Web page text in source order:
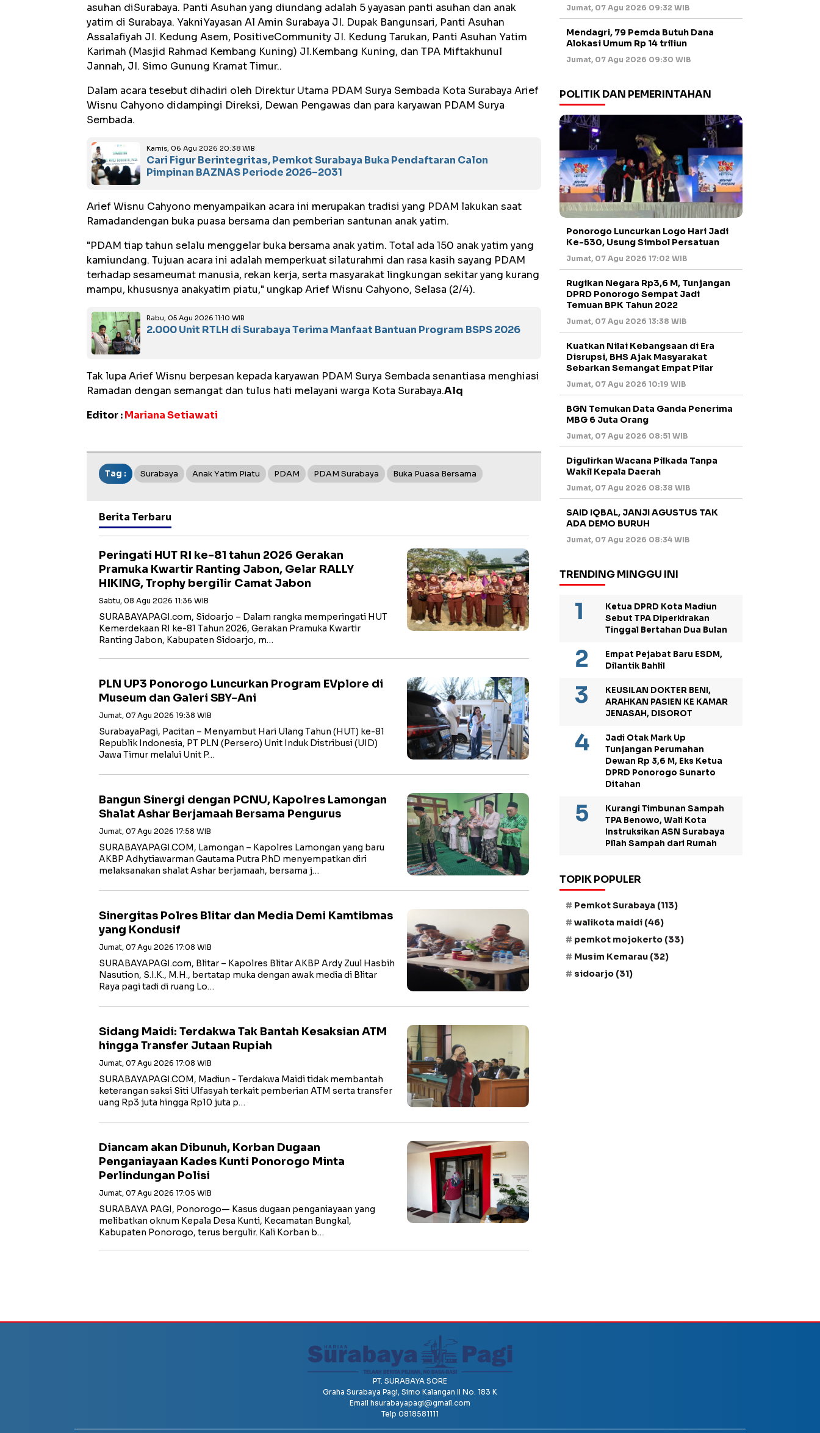
asuhan diSurabaya. Panti Asuhan yang diundang adalah 5 yayasan panti asuhan dan anak
yatim di Surabaya. YakniYayasan Al Amin Surabaya JI. Dupak Bangunsari, Panti Asuhan
Assalafiyah JI. Kedung Asem, PositiveCommunity JI. Kedung Tarukan, Panti Asuhan Yatim
Karimah (Masjid Rahmad Kembang Kuning) Jl.Kembang Kuning, dan TPA Miftakhunul
Jannah, JI. Simo Gunung Kramat Timur..
Dalam acara tesebut dihadiri oleh Direktur Utama PDAM Surya Sembada Kota Surabaya Arief
Wisnu Cahyono didampingi Direksi, Dewan Pengawas dan para karyawan PDAM Surya
Sembada.
Kamis, 06 Agu 2026 20:38 WIB
Cari Figur Berintegritas, Pemkot Surabaya Buka Pendaftaran Calon
Pimpinan BAZNAS Periode 2026–2031
Arief Wisnu Cahyono menyampaikan acara ini merupakan tradisi yang PDAM lakukan saat
Ramadandengan buka puasa bersama dan pemberian santunan anak yatim.
"PDAM tiap tahun selalu menggelar buka bersama anak yatim. Total ada 150 anak yatim yang
kamiundang. Tujuan acara ini adalah memperkuat silaturahmi dan rasa kasih sayang PDAM
terhadap sesameumat manusia, rekan kerja, serta masyarakat lingkungan sekitar yang kurang
mampu, khususnya anakyatim piatu," ungkap Arief Wisnu Cahyono, Selasa (2/4).
Rabu, 05 Agu 2026 11:10 WIB
2.000 Unit RTLH di Surabaya Terima Manfaat Bantuan Program BSPS 2026
Tak lupa Arief Wisnu berpesan kepada karyawan PDAM Surya Sembada senantiasa menghiasi
Ramadan dengan semangat dan tulus hati melayani warga Kota Surabaya.Alq
Editor :Mariana Setiawati
Tag : Surabaya Anak Yatim Piatu PDAM PDAM Surabaya Buka Puasa Bersama
Berita Terbaru
Peringati HUT RI ke-81 tahun 2026 Gerakan
Pramuka Kwartir Ranting Jabon, Gelar RALLY
HIKING, Trophy bergilir Camat Jabon
Sabtu, 08 Agu 2026 11:36 WIB
SURABAYAPAGI.com, Sidoarjo – Dalam rangka memperingati HUT
Kemerdekaan RI ke-81 Tahun 2026, Gerakan Pramuka Kwartir
Ranting Jabon, Kabupaten Sidoarjo, m…
PLN UP3 Ponorogo Luncurkan Program EVplore di
Museum dan Galeri SBY-Ani
Jumat, 07 Agu 2026 19:38 WIB
SurabayaPagi, Pacitan – Menyambut Hari Ulang Tahun (HUT) ke-81
Republik Indonesia, PT PLN (Persero) Unit Induk Distribusi (UID)
Jawa Timur melalui Unit P…
Bangun Sinergi dengan PCNU, Kapolres Lamongan
Shalat Ashar Berjamaah Bersama Pengurus
Jumat, 07 Agu 2026 17:58 WIB
SURABAYAPAGI.COM, Lamongan – Kapolres Lamongan yang baru
AKBP Adhytiawarman Gautama Putra P.hD menyempatkan diri
melaksanakan shalat Ashar berjamaah, bersama j…
Sinergitas Polres Blitar dan Media Demi Kamtibmas
yang Kondusif
Jumat, 07 Agu 2026 17:08 WIB
SURABAYAPAGI.com, Blitar – Kapolres Blitar AKBP Ardy Zuul Hasbih
Nasution, S.I.K., M.H., bertatap muka dengan awak media di Blitar
Raya pagi tadi di ruang Lo…
Sidang Maidi: Terdakwa Tak Bantah Kesaksian ATM
hingga Transfer Jutaan Rupiah
Jumat, 07 Agu 2026 17:08 WIB
‎SURABAYAPAGI.COM, Madiun - Terdakwa Maidi tidak membantah
keterangan saksi Siti Ulfasyah terkait pemberian ATM serta transfer
uang Rp3 juta hingga Rp10 juta p…
Diancam akan Dibunuh, Korban Dugaan
Penganiayaan Kades Kunti Ponorogo Minta
Perlindungan Polisi
Jumat, 07 Agu 2026 17:05 WIB
SURABAYA PAGI, Ponorogo— Kasus dugaan penganiayaan yang
melibatkan oknum Kepala Desa Kunti, Kecamatan Bungkal,
Kabupaten Ponorogo, terus bergulir. Kali Korban b…
Jumat, 07 Agu 2026 09:32 WIB
Mendagri, 79 Pemda Butuh Dana
Alokasi Umum Rp 14 triliun
Jumat, 07 Agu 2026 09:30 WIB
POLITIK DAN PEMERINTAHAN
Ponorogo Luncurkan Logo Hari Jadi
Ke-530, Usung Simbol Persatuan
Jumat, 07 Agu 2026 17:02 WIB
Rugikan Negara Rp3,6 M, Tunjangan
DPRD Ponorogo Sempat Jadi
Temuan BPK Tahun 2022
Jumat, 07 Agu 2026 13:38 WIB
Kuatkan Nilai Kebangsaan di Era
Disrupsi, BHS Ajak Masyarakat
Sebarkan Semangat Empat Pilar
Jumat, 07 Agu 2026 10:19 WIB
BGN Temukan Data Ganda Penerima
MBG 6 Juta Orang
Jumat, 07 Agu 2026 08:51 WIB
Digulirkan Wacana Pilkada Tanpa
Wakil Kepala Daerah
Jumat, 07 Agu 2026 08:38 WIB
SAID IQBAL, JANJI AGUSTUS TAK
ADA DEMO BURUH
Jumat, 07 Agu 2026 08:34 WIB
TRENDING MINGGU INI
Ketua DPRD Kota Madiun
Sebut TPA Diperkirakan
Tinggal Bertahan Dua Bulan
Empat Pejabat Baru ESDM,
Dilantik Bahlil
KEUSILAN DOKTER BENI,
ARAHKAN PASIEN KE KAMAR
JENASAH, DISOROT
Jadi Otak Mark Up
Tunjangan Perumahan
Dewan Rp 3,6 M, Eks Ketua
DPRD Ponorogo Sunarto
Ditahan
Kurangi Timbunan Sampah
TPA Benowo, Wali Kota
Instruksikan ASN Surabaya
Pilah Sampah dari Rumah
TOPIK POPULER
Pemkot Surabaya (113)
walikota maidi (46)
pemkot mojokerto (33)
Musim Kemarau (32)
sidoarjo (31)
PT. SURABAYA SORE
Graha Surabaya Pagi, Simo Kalangan II No. 183 K
Email hsurabayapagi@gmail.com
Telp 0818581111